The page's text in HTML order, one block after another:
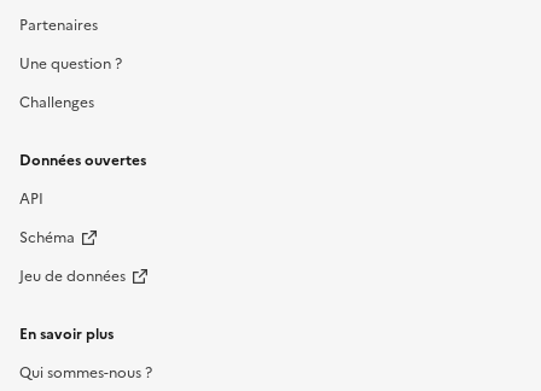
Partenaires
Une question ?
Challenges
Données ouvertes
API
Schéma
Jeu de données
En savoir plus
Qui sommes-nous ?